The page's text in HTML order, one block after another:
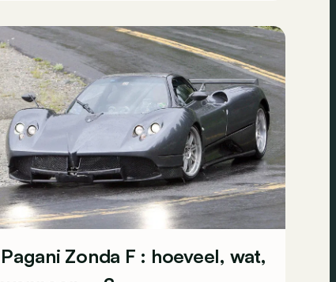
Pagani Zonda F : hoeveel, wat,